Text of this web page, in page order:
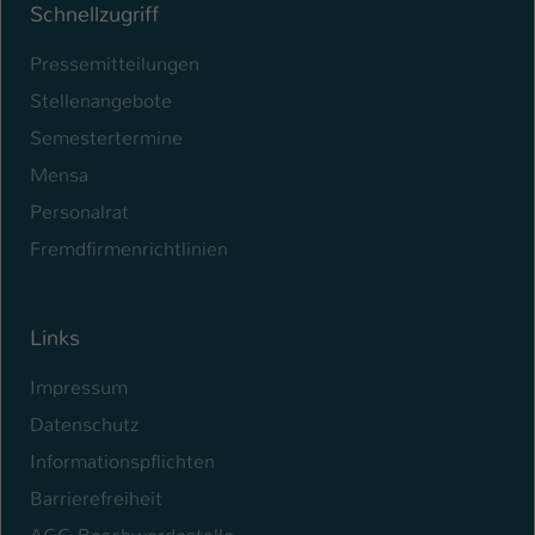
Schnellzugriff
Pressemitteilungen
Stellenangebote
Semestertermine
Mensa
Personalrat
Fremdfirmenrichtlinien
Links
Impressum
Datenschutz
Informationspflichten
Barrierefreiheit